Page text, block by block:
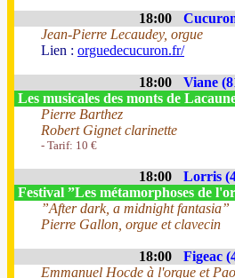
18:00
Jean-Pierre Lecaudey, orgue
Lien : orguedecucuron.fr/
18:00 Viane
Les musicales des monts de
Pierre Barthez
Robert Gignet clarinette
- Tarif: 10 €
18:00
Lorris
Festival ”Les métamorphoses de
”After dark, a midnight fantasia”
Pierre Gallon, orgue et clavecin
18:00 Figeac
Emmanuel Hocde à l'orgue et